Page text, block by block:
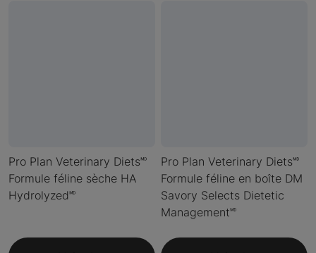
Pro Plan Veterinary Diets🅫
Formule féline sèche HA
Hydrolyzed🅫
Pro Plan Veterinary Diets🅫
Formule féline en boîte DM
Savory Selects Dietetic
Management🅫